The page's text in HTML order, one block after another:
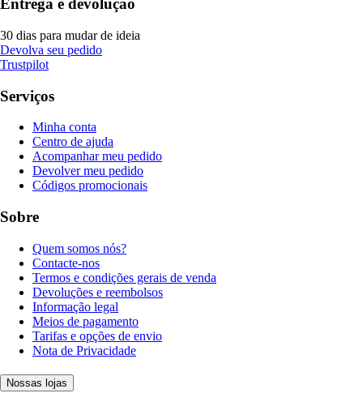
Entrega e devolução
30 dias para mudar de ideia
Devolva seu pedido
Trustpilot
Serviços
Minha conta
Centro de ajuda
Acompanhar meu pedido
Devolver meu pedido
Códigos promocionais
Sobre
Quem somos nós?
Contacte-nos
Termos e condições gerais de venda
Devoluções e reembolsos
Informação legal
Meios de pagamento
Tarifas e opções de envio
Nota de Privacidade
Nossas lojas